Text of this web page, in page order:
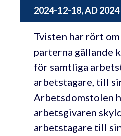
2024-12-18, AD
Tvisten har rört
parterna gällande
för samtliga
arbetstagare, till
Arbetsdomstolen
arbetsgivaren
arbetstagare till